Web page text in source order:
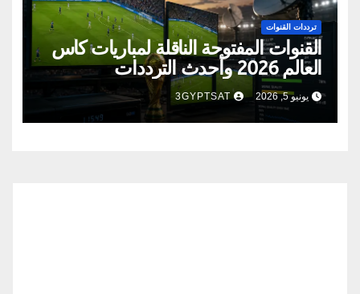
ترددات القنوات
القنوات المفتوحة الناقلة لمباريات كأس
العالم 2026 وأحدث الترددات
يونيو 5, 2026 3GYPTSAT